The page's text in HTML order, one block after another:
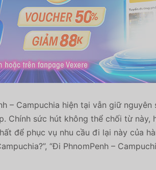
– Campuchia hiện tại vẫn giữ
sức hút không thể chối từ này,
để phục vụ nhu cầu đi lại này của
“Đi PhnomPenh –